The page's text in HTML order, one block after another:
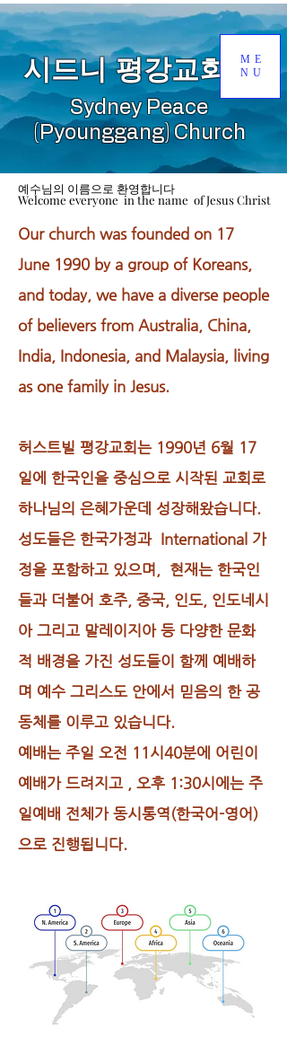
시드니 평강교회
ME
NU
Sydney Peace
(Pyounggang) Church
예수님의 이름으로 환영합니다
Welcome everyone in the name of Jesus Christ
예수님의 이름으로 환영합니다
Welcome everyone in the name of Jesus Christ
Our church was founded on 17
June 1990 by a group of Koreans,
and today, we have a diverse people
of believers from Australia, China,
India, Indonesia, and Malaysia , living
as one family in Jesus.
허스트빌 평강교회는 1990년 6월 17
일에 한국인을 중심으로 시작된 교회로
하나님의 은혜가운데 성장해왔습니다.
성도들은 한국가정과 International 가
정을 포함하고 있으며, 현재는 한국인
들과 더불어 호주, 중국, 인도, 인도네시
아 그리고 말레이지아 등 다양한 문화
적 배경을 가진 성도들이 함께 예배하
며 예수 그리스도 안에서 믿음의 한 공
동체를 이루고 있습니다.
예배는 주일 오전 11시40분에 어린이
예배가 드려지고 , 오후 1:30시에는 주
일예배 전체가 동시통역(한국어-영어)
으로 진행됩니다.